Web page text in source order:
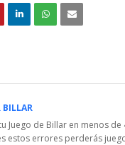
BILLAR
Juego de Billar en menos
estos errores perderás